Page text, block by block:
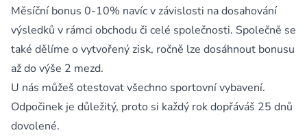
Měsíční bonus 0-10% navíc v závislosti na dosahování
výsledků v rámci obchodu či celé společnosti. Společně se
také dělíme o vytvořený zisk, ročně lze dosáhnout bonusu
až do výše 2 mezd.
U nás můžeš otestovat všechno sportovní vybavení.
Odpočinek je důležitý, proto si každý rok dopřáváš 25 dnů
dovolené.